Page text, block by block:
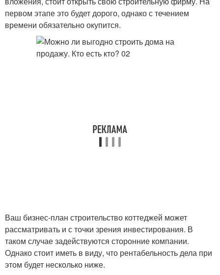
первом этапе это будет дорого, однако с течением
времени обязательно окупится.
Ваш бизнес-план строительство коттеджей может
рассматривать и с точки зрения инвестирования. В
таком случае задействуются сторонние компании.
Однако стоит иметь в виду, что рентабельность дела при
этом будет несколько ниже.